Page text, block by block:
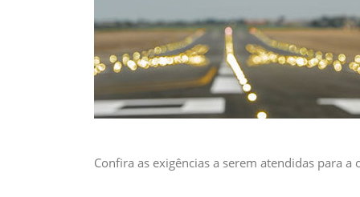
Confira as exigências a serem atendidas para